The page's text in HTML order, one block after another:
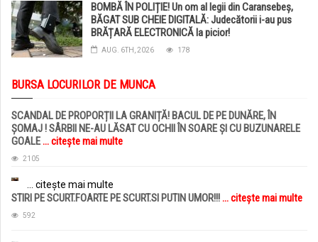
BOMBĂ ÎN POLIȚIE! Un om al legii din Caransebeș,
BĂGAT SUB CHEIE DIGITALĂ: Judecătorii i-au pus
BRĂȚARĂ ELECTRONICĂ la picior!
AUG. 6TH, 2026 178
BURSA LOCURILOR DE MUNCA
SCANDAL DE PROPORȚII LA GRANIȚĂ! BACUL DE PE DUNĂRE, ÎN
ȘOMAJ ! SÂRBII NE-AU LĂSAT CU OCHII ÎN SOARE ȘI CU BUZUNARELE
GOALE... citește mai multe
2105
... citește mai multe
STIRI PE SCURT.FOARTE PE SCURT.SI PUTIN UMOR!!!... citește mai multe
592